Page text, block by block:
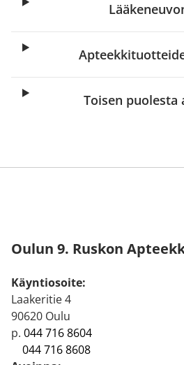
Toisen puolesta
Oulun 9. Ruskon
Käyntiosoite:
Laakeritie 4
90620 Oulu
p. 044 716 8604
044 716 8608